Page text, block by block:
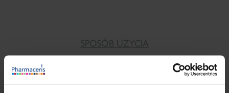
SPOSÓB UŻYCIA
VITA-SENSILIUM 50 ml
LEKKI KREM GŁĘBOKO